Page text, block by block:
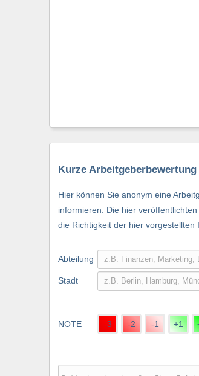
Kurze Arbeitgeberbewertung
Hier können Sie anonym eine
informieren. Die hier
die Richtigkeit der hier
Abteilung
Stadt
NOTE -3 -2 -1 +1